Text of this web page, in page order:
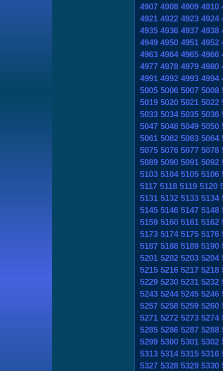
4907 4908 4909 4910
4921 4922 4923 4924
4935 4936 4937 4938
4949 4950 4951 4952
4963 4964 4965 4966
4977 4978 4979 4980
4991 4992 4993 4994
5005 5006 5007 5008
5019 5020 5021 5022
5033 5034 5035 5036
5047 5048 5049 5050
5061 5062 5063 5064
5075 5076 5077 5078
5089 5090 5091 5092
5103 5104 5105 5106
5117 5118 5119 5120
5131 5132 5133 5134
5145 5146 5147 5148
5159 5160 5161 5162
5173 5174 5175 5176
5187 5188 5189 5190
5201 5202 5203 5204
5215 5216 5217 5218
5229 5230 5231 5232
5243 5244 5245 5246
5257 5258 5259 5260
5271 5272 5273 5274
5285 5286 5287 5288
5299 5300 5301 5302
5313 5314 5315 5316
5327 5328 5329 5330